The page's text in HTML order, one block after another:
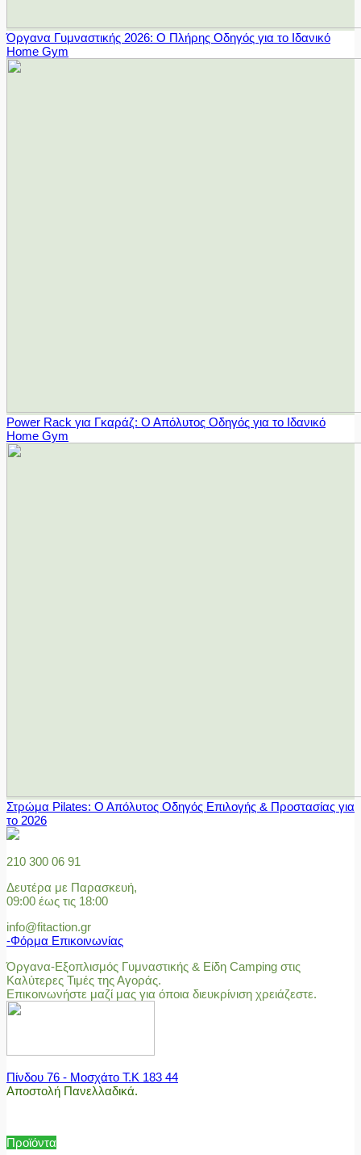
Όργανα Γυμναστικής 2026: Ο Πλήρης Οδηγός για το Ιδανικό
Home Gym
Power Rack για Γκαράζ: Ο Απόλυτος Οδηγός για το Ιδανικό
Home Gym
Στρώμα Pilates: Ο Απόλυτος Οδηγός Επιλογής & Προστασίας για
το 2026
210 300 06 91
Δευτέρα με Παρασκευή,
09:00 έως τις 18:00
info@fitaction.gr
-Φόρμα Επικοινωνίας
Όργανα-Εξοπλισμός Γυμναστικής & Είδη Camping στις
Καλύτερες Τιμές της Αγοράς.
Επικοινωνήστε μαζί μας για όποια διευκρίνιση χρειάζεστε.
Πίνδου 76 - Μοσχάτο Τ.Κ 183 44
Αποστολή Πανελλαδικά.
Προϊόντα